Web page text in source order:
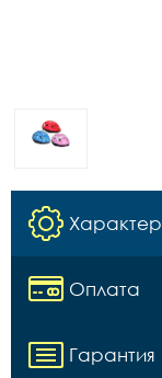
Оплата
Гарантия